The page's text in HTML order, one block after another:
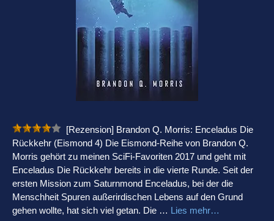
[Rezension] Brandon Q. Morris: Enceladus Die
Rückkehr (Eismond 4) Die Eismond-Reihe von Brandon Q.
Morris gehört zu meinen SciFi-Favoriten 2017 und geht mit
Enceladus Die Rückkehr bereits in die vierte Runde. Seit der
ersten Mission zum Saturnmond Enceladus, bei der die
Menschheit Spuren außerirdischen Lebens auf den Grund
gehen wollte, hat sich viel getan. Die … Lies mehr…